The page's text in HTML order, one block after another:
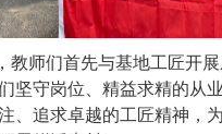
教师们首先与基地工匠开展
坚守岗位、精益求精的从
、追求卓越的工匠精神，